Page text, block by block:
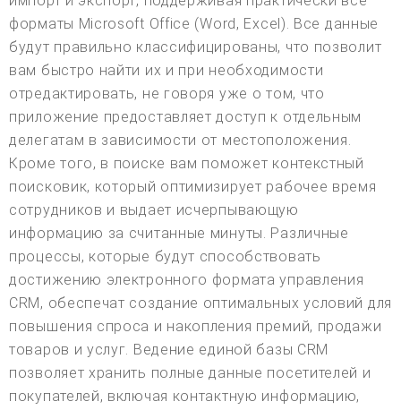
форматы Microsoft Office (Word, Excel). Все данные
будут правильно классифицированы, что позволит
вам быстро найти их и при необходимости
отредактировать, не говоря уже о том, что
приложение предоставляет доступ к отдельным
делегатам в зависимости от местоположения.
Кроме того, в поиске вам поможет контекстный
поисковик, который оптимизирует рабочее время
сотрудников и выдает исчерпывающую
информацию за считанные минуты. Различные
процессы, которые будут способствовать
достижению электронного формата управления
CRM, обеспечат создание оптимальных условий для
повышения спроса и накопления премий, продажи
товаров и услуг. Ведение единой базы CRM
позволяет хранить полные данные посетителей и
покупателей, включая контактную информацию,